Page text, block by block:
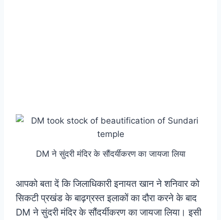
DM ने सुंदरी मंदिर के सौंदर्यीकरण का जायजा लिया
आपको बता दें कि जिलाधिकारी इनायत खान ने शनिवार को
सिकटी प्रखंड के बाढ़ग्रस्त इलाकों का दौरा करने के बाद
DM ने सुंदरी मंदिर के सौंदर्यीकरण का जायजा लिया। इसी